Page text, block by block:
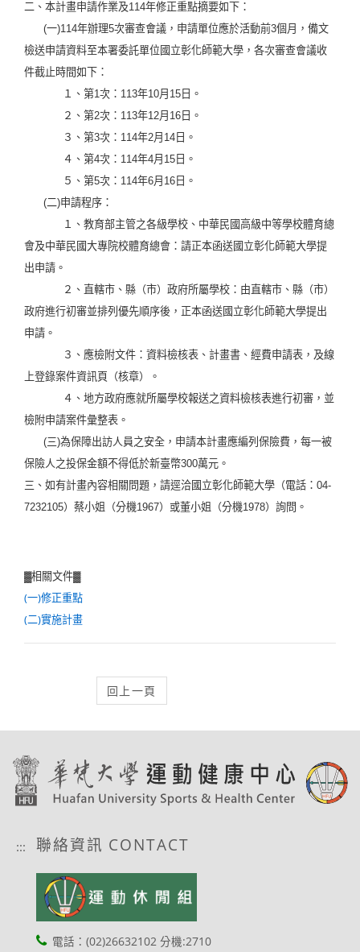
二、本計畫申請作業及114年修正重點摘要如下：
(一)114年辦理5次審查會議，申請單位應於活動前3個月，備文
檢送申請資料至本署委託單位國立彰化師範大學，各次審查會議收
件截止時間如下：
１、第1次：113年10月15日。
２、第2次：113年12月16日。
３、第3次：114年2月14日。
４、第4次：114年4月15日。
５、第5次：114年6月16日。
(二)申請程序：
１、教育部主管之各級學校、中華民國高級中等學校體育總
會及中華民國大專院校體育總會：請正本函送國立彰化師範大學提
出申請。
２、直轄市、縣（市）政府所屬學校：由直轄市、縣（市）
政府進行初審並排列優先順序後，正本函送國立彰化師範大學提出
申請。
３、應檢附文件：資料檢核表、計畫書、經費申請表，及線
上登錄案件資訊頁（核章）。
４、地方政府應就所屬學校報送之資料檢核表進行初審，並
檢附申請案件彙整表。
(三)為保障出訪人員之安全，申請本計畫應編列保險費，每一被
保險人之投保金額不得低於新臺幣300萬元。
三、如有計畫內容相關問題，請逕洽國立彰化師範大學（電話：04-
7232105）蔡小姐（分機1967）或董小姐（分機1978）詢問。
▓相關文件▓
(一)修正重點
(二)實施計畫
::: 聯絡資訊 CONTACT
電話：(02)26632102 分機:2710